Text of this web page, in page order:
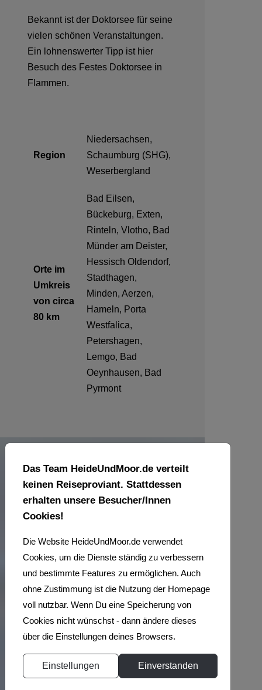
Bekannt ist der Doktorsee für seine
vielen schönen Veranstaltungen.
Ein lohnenswerter Tipp ist hier
Besuch des Festes Doktorsee in
Flammen.
Region
Niedersachsen,
Schaumburg (SHG),
Weserbergland
Orte im
Umkreis
von circa
80 km
Bad Eilsen,
Bückeburg, Exten,
Rinteln, Vlotho, Bad
Münder am Deister,
Hessisch Oldendorf,
Stadthagen,
Minden, Aerzen,
Hameln, Porta
Westfalica,
Petershagen,
Lemgo, Bad
Oeynhausen, Bad
Pyrmont
WIR
LIEBEN
ES
DRAUSSEN U
Das Team HeideUndMoor.de verteilt
keinen Reiseproviant. Stattdessen
erhalten unsere Besucher/Innen
Cookies!
Die Website HeideUndMoor.de verwendet
Cookies, um die Dienste ständig zu verbessern
und bestimmte Features zu ermöglichen. Auch
ohne Zustimmung ist die Nutzung der Homepage
voll nutzbar. Wenn Du eine Speicherung von
Cookies nicht wünschst - dann ändere dieses
über die Einstellungen deines Browsers.
Einstellungen Einverstanden